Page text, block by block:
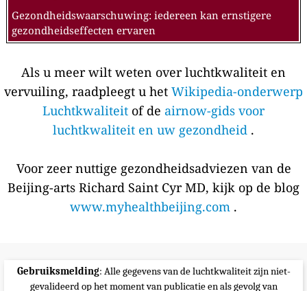
Gezondheidswaarschuwing: iedereen kan ernstigere
gezondheidseffecten ervaren
Als u meer wilt weten over luchtkwaliteit en
vervuiling, raadpleegt u het Wikipedia-onderwerp
Luchtkwaliteit of de airnow-gids voor
luchtkwaliteit en uw gezondheid .
Voor zeer nuttige gezondheidsadviezen van de
Beijing-arts Richard Saint Cyr MD, kijk op de blog
www.myhealthbeijing.com .
Gebruiksmelding: Alle gegevens van de luchtkwaliteit zijn niet-
gevalideerd op het moment van publicatie en als gevolg van